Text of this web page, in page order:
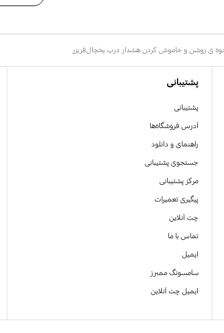
ی روشن و خاموش کردن هشدار درب یخچال‌فریزر
پشتیبانی
پشتیبانی
آدرس فروشگاه‌ها
راهنمای و دانلود
جستجوی پشتیبانی
مرکز پشتیبانی
پیگیری تعمیرات
چت آنلاین
تماس با ما
ایمیل
سامسونگ ممبرز
ایمیل چت آنلاین